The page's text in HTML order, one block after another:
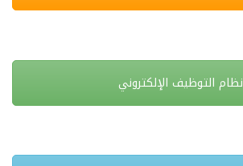
نظام التوظيف الإلكتروني